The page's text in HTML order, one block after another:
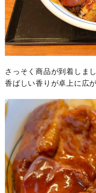
さっそく商品が到着しまし
香ばしい香りが卓上に広